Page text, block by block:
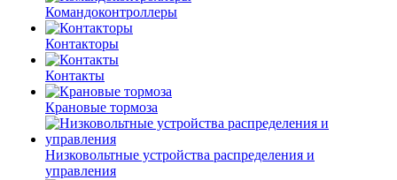
Командоконтроллеры
Контакторы
Контакты
Крановые тормоза
Низковольтные устройства распределения и
управления